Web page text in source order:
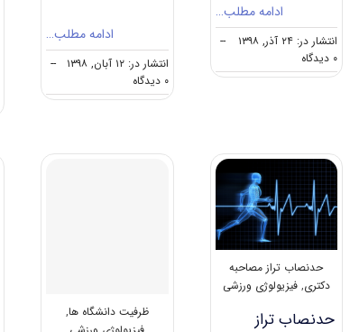
ادامه مطلب…
انتشار در: ۲۴ آذر, ۱۳۹۸
--
۰ دیدگاه
نکات
فیزیولوژی
ورزشی
ادامه مطلب…
انتشار در: ۱۲ آبان, ۱۳۹۸
--
۰ دیدگاه
دانلود
حدنصاب تراز مصاحبه
دکتری,فیزیولوژی ورزشی
حدنصاب تراز
ظرفیت دانشگاه ها,